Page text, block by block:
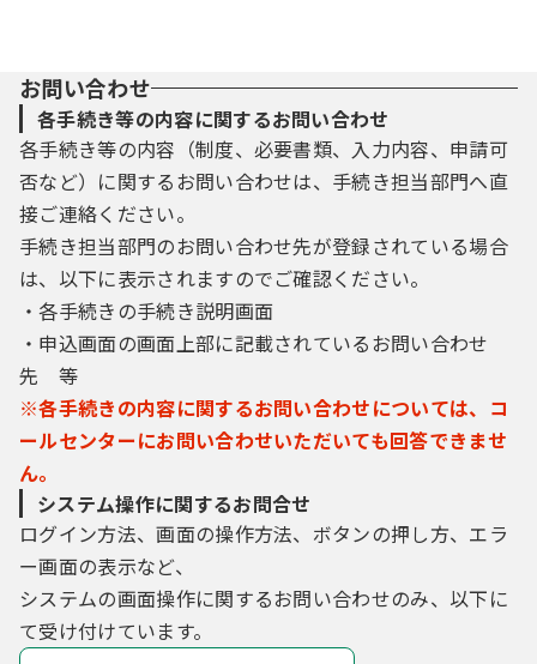
お問い合わせ
各手続き等の内容に関するお問い合わせ
各手続き等の内容（制度、必要書類、入力内容、申請可
否など）に関するお問い合わせは、手続き担当部門へ直
接ご連絡ください。
手続き担当部門のお問い合わせ先が登録されている場合
は、以下に表示されますのでご確認ください。
・各手続きの手続き説明画面
・申込画面の画面上部に記載されているお問い合わせ
先 等
※各手続きの内容に関するお問い合わせについては、コ
ールセンターにお問い合わせいただいても回答できませ
ん。
システム操作に関するお問合せ
ログイン方法、画面の操作方法、ボタンの押し方、エラ
ー画面の表示など、
システムの画面操作に関するお問い合わせのみ、以下に
て受け付けています。